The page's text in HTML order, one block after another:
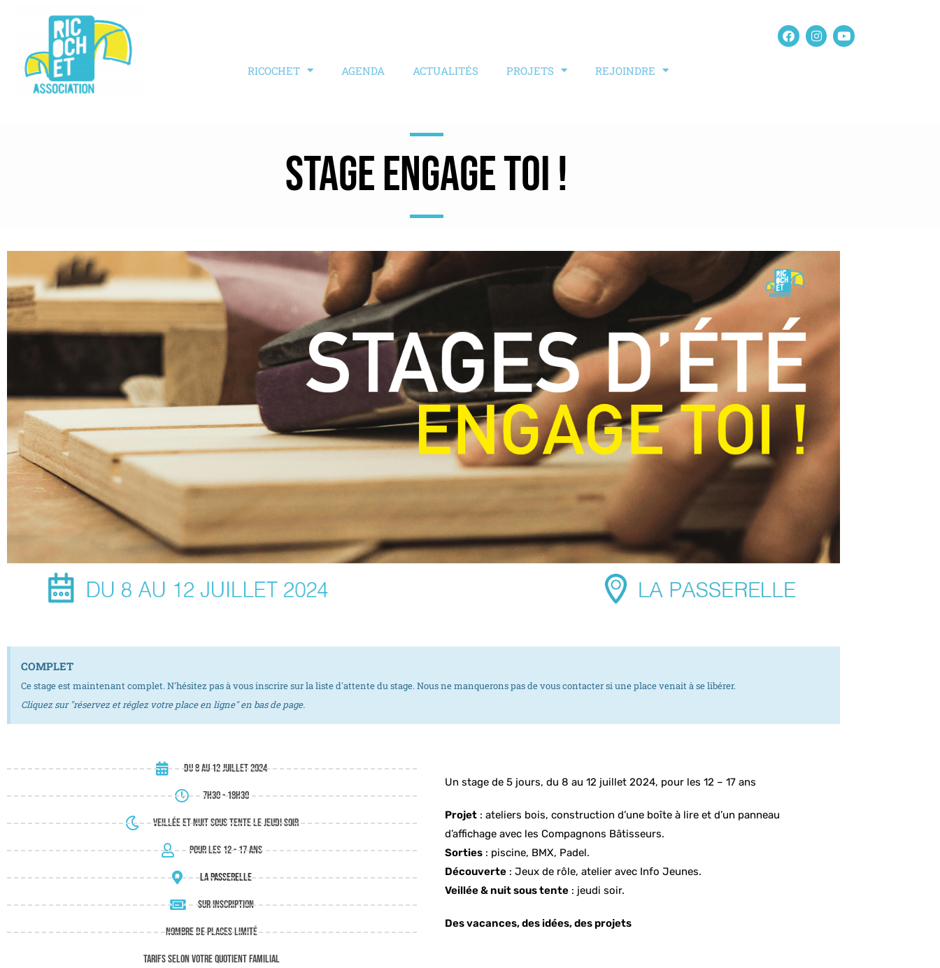
RICOCHET AGENDA ACTUALITÉS PROJETS REJOINDRE
STAGE ENGAGE TOI !
COMPLET
Ce stage est maintenant complet. N'hésitez pas à vous inscrire sur la liste d'attente du stage. Nous ne manquerons pas de vous contacter si une place venait à se libérer.
Cliquez sur "réservez et réglez votre place en ligne" en bas de page.
du 8 au 12 juillet 2024
7h30 - 18h30
veillée et nuit sous tente le jeudi soir
Pour les 12 - 17 ans
La Passerelle
Sur inscription
Nombre de places limité
Tarifs selon votre quotient familial
Un stage de 5 jours, du 8 au 12 juillet 2024, pour les 12 – 17 ans
Projet: ateliers bois, construction d’une boîte à lire et d’un panneau
d’affichage avec les Compagnons Bâtisseurs.
Sorties: piscine, BMX, Padel.
Découverte: Jeux de rôle, atelier avec Info Jeunes.
Veillée & nuit sous tente: jeudi soir.
Des vacances, des idées, des projets